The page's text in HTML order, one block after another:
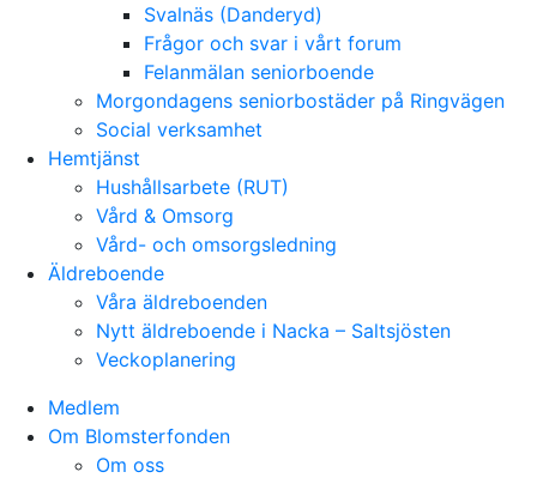
Svalnäs (Danderyd)
Frågor och svar i vårt forum
Felanmälan seniorboende
Morgondagens seniorbostäder på Ringvägen
Social verksamhet
Hemtjänst
Hushållsarbete (RUT)
Vård & Omsorg
Vård- och omsorgsledning
Äldreboende
Våra äldreboenden
Nytt äldreboende i Nacka – Saltsjösten
Veckoplanering
Medlem
Om Blomsterfonden
Om oss